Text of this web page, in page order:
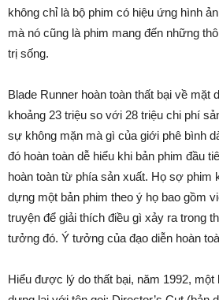
không chỉ là bộ phim có hiệu ứng hình
mà nó cũng là phim mang đến những
trị sống.
Blade Runner hoàn toàn thất bại về mặt
khoảng 23 triệu so với 28 triệu chi phí
sự không mặn mà gì của giới phê bình
đó hoàn toàn dễ hiểu khi bản phim đầu
hoàn toàn từ phía sản xuất. Họ sợ phim
dựng một bản phim theo ý họ bao gồm
truyện để giải thích điều gì xảy ra trong
tưởng đó. Ý tưởng của đạo diễn hoàn
Hiểu được lý do thất bại, năm 1992,